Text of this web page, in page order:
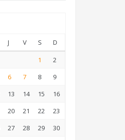
J V S
D
1
2
6 7 8
9
13 14 15
16
20 21 22
23
27 28 29
30